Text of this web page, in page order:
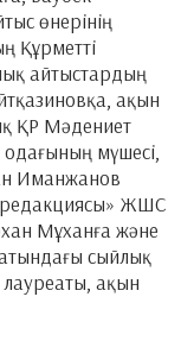
өнерінің
Құрметті
айтыстардың
ақын
ҚР Мәдениет
мүшесі,
Иманжанов
редакциясы» ЖШС
Мұханға және
сыйлық
ақын